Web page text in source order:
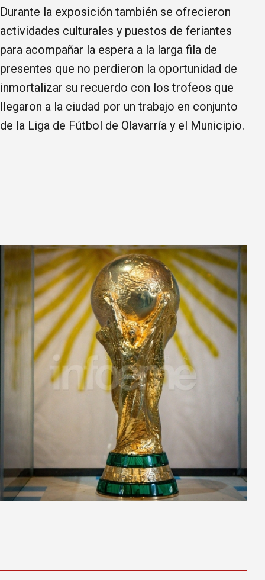
Durante la exposición también se ofrecieron
actividades culturales y puestos de feriantes
para acompañar la espera a la larga fila de
presentes que no perdieron la oportunidad de
inmortalizar su recuerdo con los trofeos que
llegaron a la ciudad por un trabajo en conjunto
de la Liga de Fútbol de Olavarría y el Municipio.